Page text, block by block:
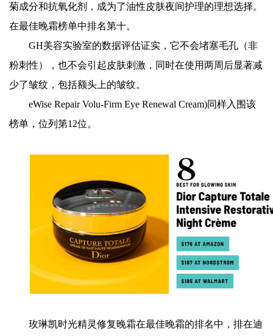
菊成分和抗氧化剂，成为了油性皮肤夜间护理的理想选择。
在最佳晚霜榜单中排名第十。
GH美容实验室的数据评估证实，它不会堵塞毛孔（非
粉刺性），也不会引起皮肤刺激，同时在使用两周后显著减
少了皱纹，包括额头上的皱纹。
eWise Repair Volu-Firm Eye Renewal Cream)同样入围该
榜单，位列第12位。
玫琳凯时光精灵修复晚霜在最佳晚霜的排名中，排在迪